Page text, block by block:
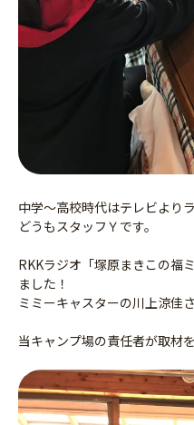
中学～高校時代はテレビより
どうもスタッフＹです。
RKKラジオ「塚原まきこの福
ました！
ミミーキャスターの川上涼佳
当キャンプ場の責任者が取材